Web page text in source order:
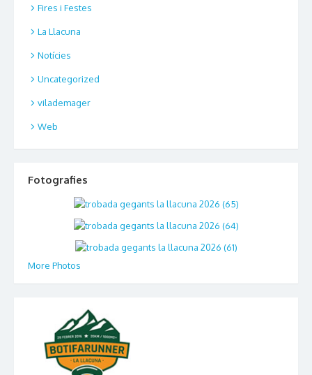
Fires i Festes
La Llacuna
Notícies
Uncategorized
vilademager
Web
Fotografies
More Photos